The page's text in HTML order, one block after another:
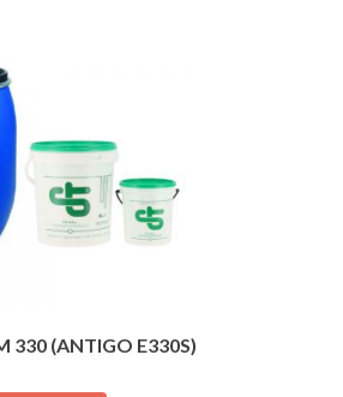
330 (ANTIGO E330S)